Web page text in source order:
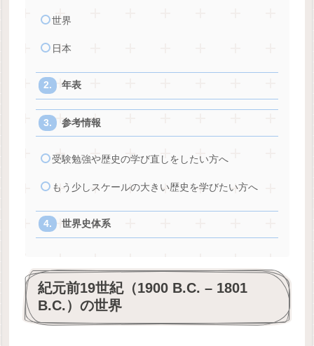
世界
日本
年表
参考情報
受験勉強や歴史の学び直しをしたい方へ
もう少しスケールの大きい歴史を学びたい方へ
世界史体系
紀元前19世紀（1900 B.C. – 1801
B.C.）の世界